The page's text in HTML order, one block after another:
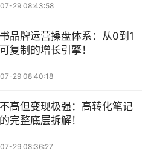
29 08:43:58
品牌运营操盘体系：从0到1
复制的增长引擎！
29 08:40:18
高但变现极强：高转化笔记
完整底层拆解！
29 08:36:27